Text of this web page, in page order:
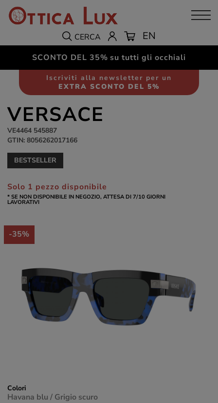
CERCA EN
SCONTO DEL 35% su tutti gli occhiali
Iscriviti alla newsletter per un
EXTRA SCONTO DEL 5%
Occhiali da sole Uomo
VERSACE
VE4464 545887
GTIN: 8056262017166
BESTSELLER
Solo 1 pezzo disponibile
* SE NON DISPONIBILE IN NEGOZIO, ATTESA DI 7/10 GIORNI
LAVORATIVI
-35%
Colori
Havana blu / Grigio scuro